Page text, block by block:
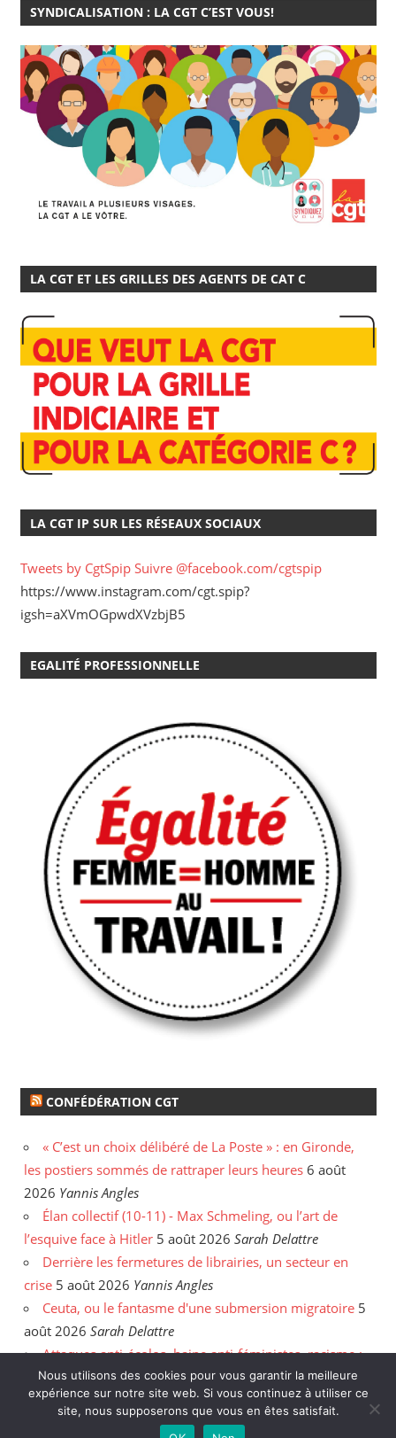
SYNDICALISATION : LA CGT C’EST VOUS!
LA CGT ET LES GRILLES DES AGENTS DE CAT C
LA CGT IP SUR LES RÉSEAUX SOCIAUX
Tweets by CgtSpip Suivre @facebook.com/cgtspip
https://www.instagram.com/cgt.spip?
igsh=aXVmOGpwdXVzbjB5
EGALITÉ PROFESSIONNELLE
CONFÉDÉRATION CGT
« C’est un choix délibéré de La Poste » : en Gironde,
les postiers sommés de rattraper leurs heures 6 août
2026 Yannis Angles
Élan collectif (10-11) - Max Schmeling, ou l’art de
l’esquive face à Hitler 5 août 2026 Sarah Delattre
Derrière les fermetures de librairies, un secteur en
crise 5 août 2026 Yannis Angles
Ceuta, ou le fantasme d'une submersion migratoire 5
août 2026 Sarah Delattre
Attaques anti-écolos, haine anti-féministes, racisme :
face aux incendies, les délires de l'extrême droite 31
juillet 2026 Enzo Hanart
Nous utilisons des cookies pour vous garantir la meilleure
expérience sur notre site web. Si vous continuez à utiliser ce
site, nous supposerons que vous en êtes satisfait.